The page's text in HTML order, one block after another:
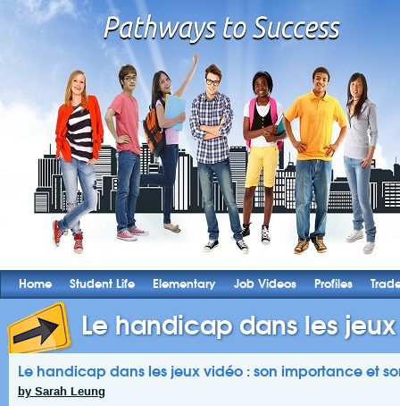
Home Student Life Elementary Job Videos Profiles
Le handicap dans les
Le handicap dans les jeux vidéo : son importance et
by Sarah Leung